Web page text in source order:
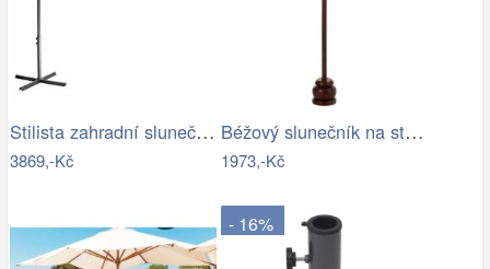
Stilista zahradní slunečník 350 cm…
3869,-Kč
Béžový slunečník na stůl s třásněmi a…
1973,-Kč
- 16%